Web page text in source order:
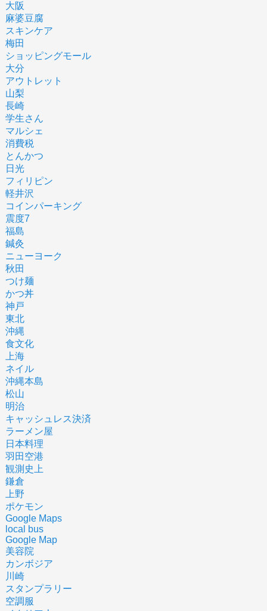
大阪
麻婆豆腐
スキンケア
梅田
ショッピングモール
大分
アウトレット
山梨
長崎
学生さん
マルシェ
消費税
とんかつ
日光
フィリピン
軽井沢
コインパーキング
震度7
福島
鍼灸
ニューヨーク
秋田
つけ麺
かつ丼
神戸
東北
沖縄
食文化
上海
ネイル
沖縄本島
松山
明治
キャッシュレス決済
ラーメン屋
日本料理
羽田空港
観測史上
鎌倉
上野
ポケモン
Google Maps
local bus
Google Map
美容院
カンボジア
川崎
スタンプラリー
空調服